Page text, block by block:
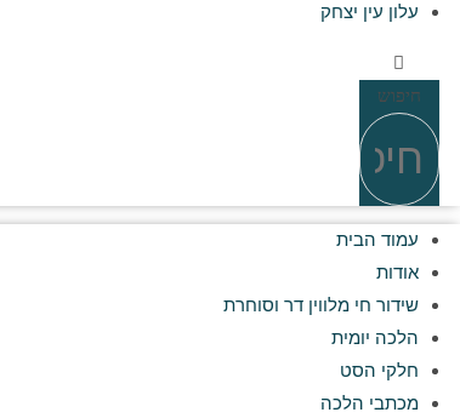
עלון עין יצחק
חיפוש
עמוד הבית
אודות
שידור חי מלווין דר וסוחרת
הלכה יומית
חלקי הסט
מכתבי הלכה